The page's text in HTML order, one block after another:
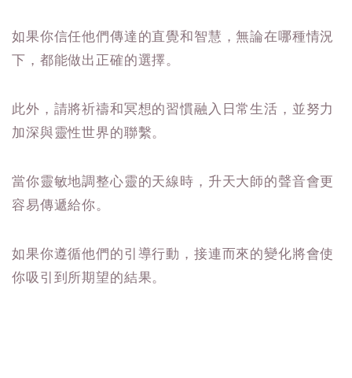
如果你信任他們傳達的直覺和智慧，無論在哪種情況
下，都能做出正確的選擇。
此外，請將祈禱和冥想的習慣融入日常生活，並努力
加深與靈性世界的聯繫。
當你靈敏地調整心靈的天線時，升天大師的聲音會更
容易傳遞給你。
如果你遵循他們的引導行動，接連而來的變化將會使
你吸引到所期望的結果。